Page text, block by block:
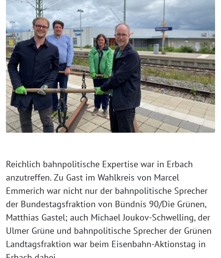
Reichlich bahnpolitische Expertise war in Erbach
anzutreffen. Zu Gast im Wahlkreis von Marcel
Emmerich war nicht nur der bahnpolitische Sprecher
der Bundestagsfraktion von Bündnis 90/Die Grünen,
Matthias Gastel; auch Michael Joukov-Schwelling, der
Ulmer Grüne und bahnpolitische Sprecher der Grünen
Landtagsfraktion war beim Eisenbahn-Aktionstag in